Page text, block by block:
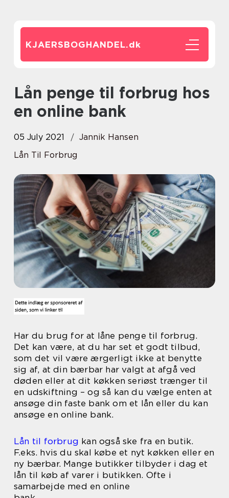
KJAERSBOGHANDEL.dk
Lån penge til forbrug hos
en online bank
05 July 2021
Jannik Hansen
Lån Til Forbrug
Har du brug for at låne penge til forbrug.
Det kan være, at du har set et godt tilbud,
som det vil være ærgerligt ikke at benytte
sig af, at din bærbar har valgt at afgå ved
døden eller at dit køkken seriøst trænger til
en udskiftning – og så kan du vælge enten at
ansøge din faste bank om et lån eller du kan
ansøge en online bank.
Lån til forbrug kan også ske fra en butik.
F.eks. hvis du skal købe et nyt køkken eller en
ny bærbar. Mange butikker tilbyder i dag et
lån til køb af varer i butikken. Ofte i
samarbejde med en online